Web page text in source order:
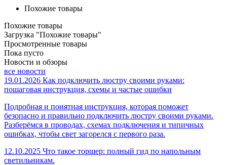
Похожие товары
Похожие товары
Загрузка "Похожие товары"
Просмотренные товары
Пока пусто
Новости и обзоры
все новости
19.01.2026 Как подключить люстру своими руками:
пошаговая инструкция, схемы и частые ошибки
Подробная и понятная инструкция, которая поможет
безопасно и правильно подключить люстру своими руками.
Разберёмся в проводах, схемах подключения и типичных
ошибках, чтобы свет загорелся с первого раза.
12.10.2025 Что такое торшер: полный гид по напольным
светильникам.